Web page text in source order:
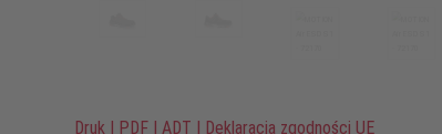
Druk | PDF | ADT | Deklaracja zgodności UE